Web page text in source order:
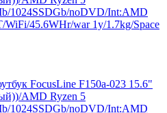
FocusLine F150a-023 15.6"
AMD Ryzen 5
1024SSDGb/noDVD/Int:AMD